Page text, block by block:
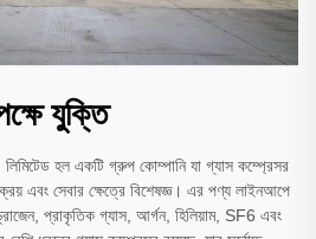
যুক্তি
হল একটি গ্রুপ কোম্পানি যা গ্যাস কম্প্রেসর
এবং সেবার ক্ষেত্রে বিশেষজ্ঞ। এর পণ্য লাইনআপে
প্রাকৃতিক গ্যাস, আর্গন, হিলিয়াম, SF6 এবং